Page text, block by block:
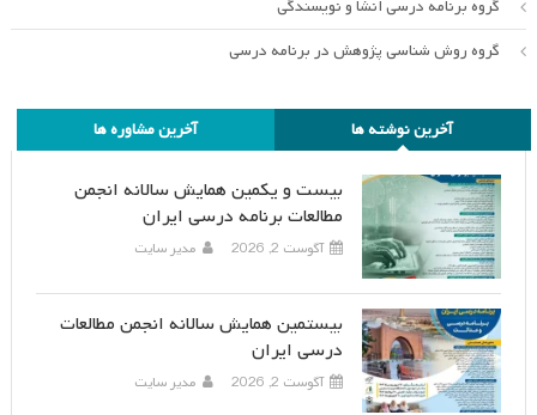
گروه برنامه درسی انشا و نویسندگی
گروه روش شناسی پژوهش در برنامه درسی
آخرین نوشته ها آخرین مشاوره ها
بیست و یکمین همایش سالانه انجمن
مطالعات برنامه درسی ایران
آگوست 2, 2026 مدیر سایت
بیستمین همایش سالانه انجمن مطالعات
درسی ایران
آگوست 2, 2026 مدیر سایت